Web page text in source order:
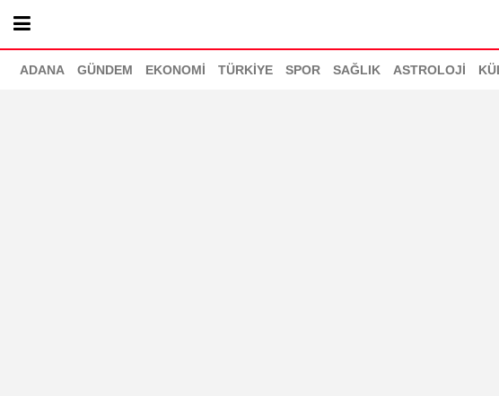
ADANA GÜNDEM EKONOMİ TÜRKİYE SPOR SAĞLIK ASTROLOJİ